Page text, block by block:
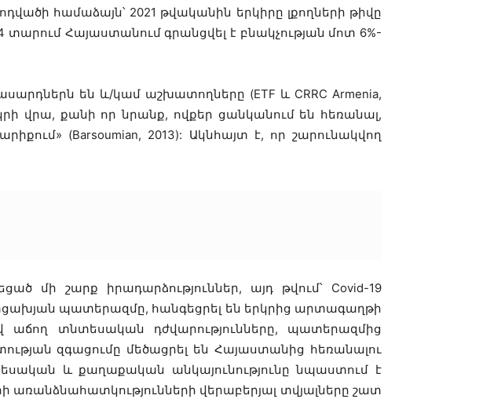
համաձայն՝ 2021 թվականին երկիրը լքողների թիվը
4 տարում Հայաստանում գրանցվել է բնակչության մոտ 6%-
են և/կամ աշխատողները (ETF և CRRC Armenia,
վրա, քանի որ նրանք, ովքեր ցանկանում են հեռանալ,
(Barsoumian, 2013): Ակնհայտ է, որ շարունակվող
մի շարք իրադարձություններ, այդ թվում՝ Covid-19
պատերազմը, հանգեցրել են երկրից արտագաղթի
տնտեսական դժվարությունները, պատերազմից
զգացումը մեծացրել են Հայաստանից հեռանալու
և քաղաքական անկայունությունը նպաստում է
վերաբերյալ տվյալները շատ